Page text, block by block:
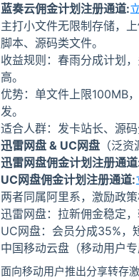
蓝奏云佣金计划注册通道:
主打小文件无限制存储，
脚本、源码类文件。
收益规则：春雨分成计划
高。
优势：单文件上限100MB
发。
适合人群：发卡站长、源
迅雷网盘 & UC网盘（泛资
迅雷网盘佣金计划注册通
UC网盘佣金计划注册通道:
两者同属阿里系，激励政
迅雷网盘：拉新佣金稳定
UC网盘：会员分成35%，
中国移动云盘（移动用户专
面向移动用户推出分享转存